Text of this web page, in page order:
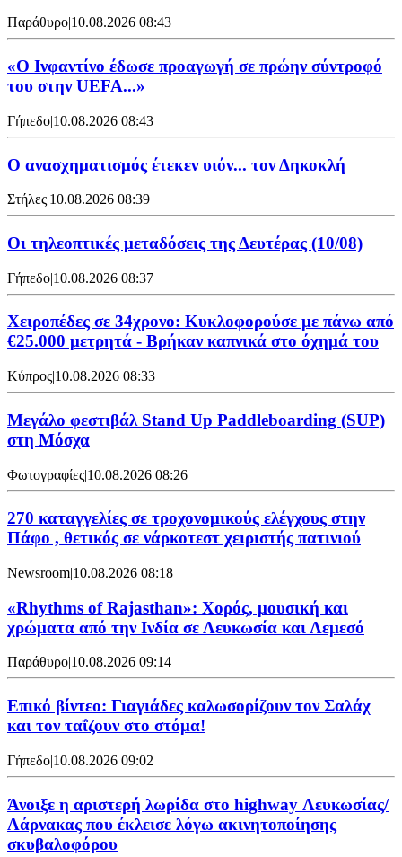
Παράθυρο|10.08.2026 08:43
«Ο Ινφαντίνο έδωσε προαγωγή σε πρώην σύντροφό
του στην UEFA...»
Γήπεδο|10.08.2026 08:43
Ο ανασχηματισμός έτεκεν υιόν... τον Δηκοκλή
Στήλες|10.08.2026 08:39
Οι τηλεοπτικές μεταδόσεις της Δευτέρας (10/08)
Γήπεδο|10.08.2026 08:37
Χειροπέδες σε 34χρονο: Κυκλοφορούσε με πάνω από
€25.000 μετρητά - Βρήκαν καπνικά στο όχημά του
Κύπρος|10.08.2026 08:33
Μεγάλο φεστιβάλ Stand Up Paddleboarding (SUP)
στη Μόσχα
Φωτογραφίες|10.08.2026 08:26
270 καταγγελίες σε τροχονομικούς ελέγχους στην
Πάφο , θετικός σε νάρκοτεστ χειριστής πατινιού
Newsroom|10.08.2026 08:18
«Rhythms of Rajasthan»: Χορός, μουσική και
χρώματα από την Ινδία σε Λευκωσία και Λεμεσό
Παράθυρο|10.08.2026 09:14
Επικό βίντεο: Γιαγιάδες καλωσορίζουν τον Σαλάχ
και τον ταΐζουν στο στόμα!
Γήπεδο|10.08.2026 09:02
Άνοιξε η αριστερή λωρίδα στο highway Λευκωσίας/
Λάρνακας που έκλεισε λόγω ακινητοποίησης
σκυβαλοφόρου